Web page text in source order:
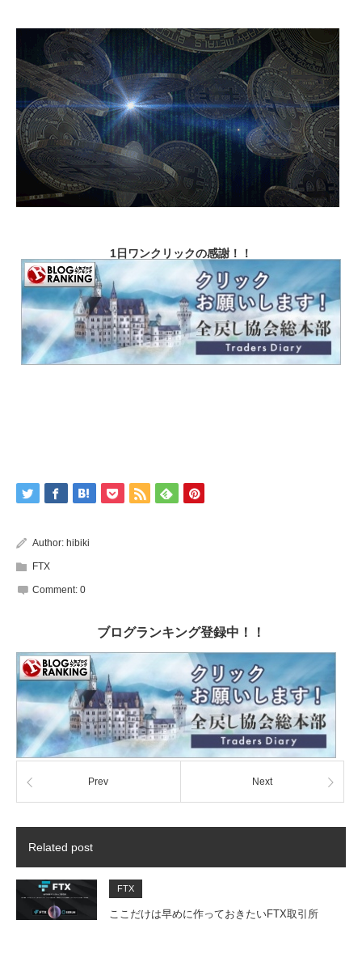
1日ワンクリックの感謝！！
Author: hibiki
FTX
Comment: 0
ブログランキング登録中！！
Prev Next
Related post
FTX
ここだけは早めに作っておきたいFTX取引所